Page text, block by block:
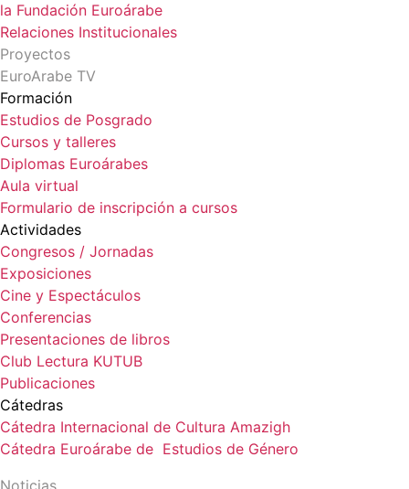
la Fundación Euroárabe
Relaciones Institucionales
Proyectos
EuroArabe TV
Formación
Estudios de Posgrado
Cursos y talleres
Diplomas Euroárabes
Aula virtual
Formulario de inscripción a cursos
Actividades
Congresos / Jornadas
Exposiciones
Cine y Espectáculos
Conferencias
Presentaciones de libros
Club Lectura KUTUB
Publicaciones
Cátedras
Cátedra Internacional de Cultura Amazigh
Cátedra Euroárabe de Estudios de Género